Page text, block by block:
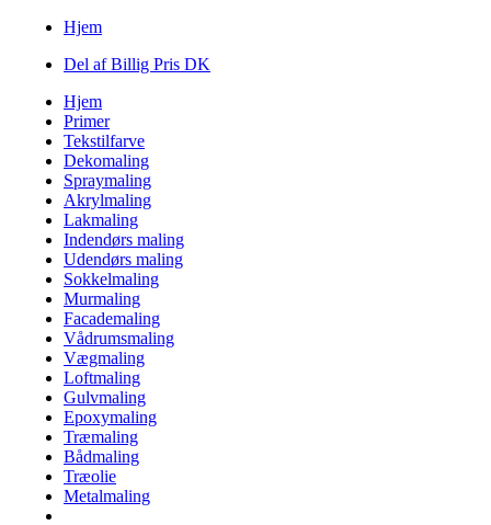
Hjem
Del af Billig Pris DK
Hjem
Primer
Tekstilfarve
Dekomaling
Spraymaling
Akrylmaling
Lakmaling
Indendørs maling
Udendørs maling
Sokkelmaling
Murmaling
Facademaling
Vådrumsmaling
Vægmaling
Loftmaling
Gulvmaling
Epoxymaling
Træmaling
Bådmaling
Træolie
Metalmaling